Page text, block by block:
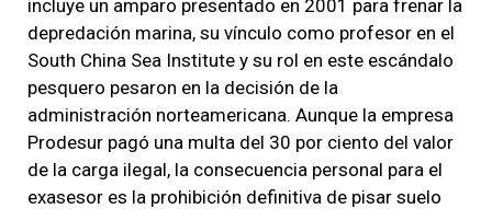
incluye un amparo presentado en 2001 para frenar la
depredación marina, su vínculo como profesor en el
South China Sea Institute y su rol en este escándalo
pesquero pesaron en la decisión de la
administración norteamericana. Aunque la empresa
Prodesur pagó una multa del 30 por ciento del valor
de la carga ilegal, la consecuencia personal para el
exasesor es la prohibición definitiva de pisar suelo